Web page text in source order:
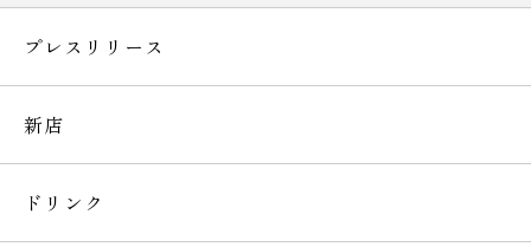
プレスリリース
新店
ドリンク